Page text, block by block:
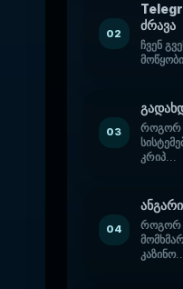
02
ძრავა
ჩვენ
03
როგორ
კრიპ...
04
როგორ